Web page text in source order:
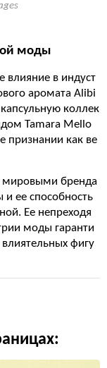
моды
влияние в индуст
аромата Alibi
коллек
Tamara Mello
признании как ве
мировыми бренда
ее способность
Ее непреходя
моды гаранти
фигу